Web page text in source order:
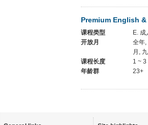
Premium English
课程类型
E. 成
开放月
全年,
月,
课程长度
1 ~ 3
年龄群
23+